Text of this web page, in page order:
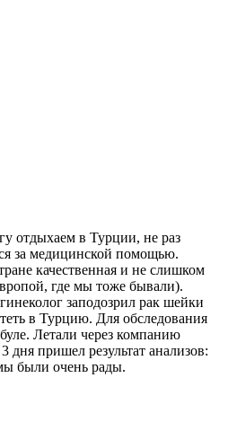
отдыхаем в Турции, не раз
за медицинской помощью.
качественная и не слишком
где мы тоже бывали).
заподозрил рак шейки
в Турцию. Для обследования
Летали через компанию
пришел результат анализов:
были очень рады.